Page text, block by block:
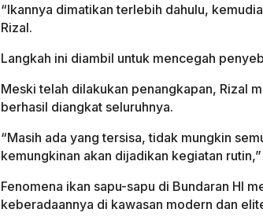
“Ikannya dimatikan terlebih dahulu,
Rizal.
Langkah ini diambil untuk mencegah
Meski telah dilakukan penangkapan, Rizal
berhasil diangkat seluruhnya.
“Masih ada yang tersisa, tidak mungkin
kemungkinan akan dijadikan kegiatan
Fenomena ikan sapu-sapu di Bundaran HI
keberadaannya di kawasan modern dan